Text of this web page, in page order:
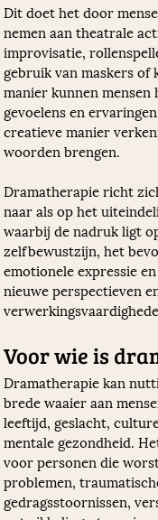
Dit doet het door
nemen aan theatrale
improvisatie,
gebruik van maskers of
manier kunnen mensen
gevoelens en
creatieve manier
woorden brengen.
Dramatherapie richt
naar als op het
waarbij de nadruk ligt
zelfbewustzijn, het
emotionele expressie
nieuwe perspectieven
Voor wie is
Dramatherapie kan
brede waaier aan
leeftijd, geslacht,
mentale gezondheid.
voor personen die
problemen,
gedragsstoornissen,